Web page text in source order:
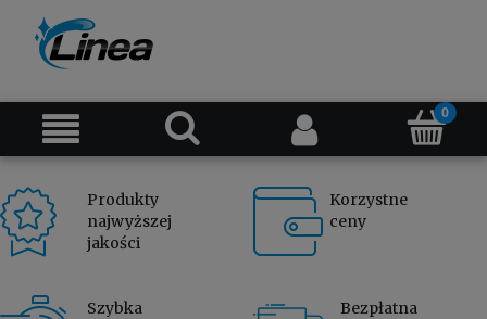
Produkty
najwyższej
jakości
Korzystne
ceny
Szybka
Bezpłatna